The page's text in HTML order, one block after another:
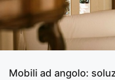
Mobili ad angolo: